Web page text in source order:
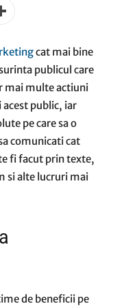
cat mai bine
publicul care
mai multe actiuni
public, iar
pe care sa o
comunicati cat
fi facut prin texte,
si alte lucruri mai
de beneficii pe